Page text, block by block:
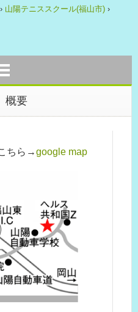
› 山陽テニススクール(福山市) ›
概要
ちら→google map